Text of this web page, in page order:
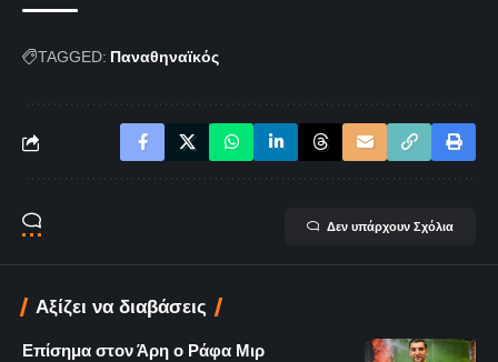
TAGGED: Παναθηναϊκός
Δεν υπάρχουν Σχόλια
Αξίζει να διαβάσεις
Επίσημα στον Άρη ο Ράφα Μιρ